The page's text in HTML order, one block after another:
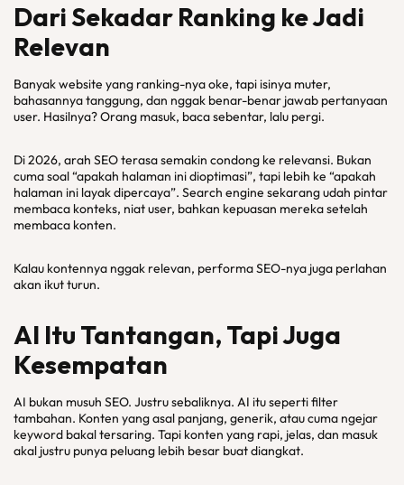
Dari Sekadar Ranking ke Jadi
Relevan
Banyak website yang ranking-nya oke, tapi isinya muter,
bahasannya tanggung, dan nggak benar-benar jawab pertanyaan
user. Hasilnya? Orang masuk, baca sebentar, lalu pergi.
Di 2026, arah SEO terasa semakin condong ke relevansi. Bukan
cuma soal “apakah halaman ini dioptimasi”, tapi lebih ke “apakah
halaman ini layak dipercaya”. Search engine sekarang udah pintar
membaca konteks, niat user, bahkan kepuasan mereka setelah
membaca konten.
Kalau kontennya nggak relevan, performa SEO-nya juga perlahan
akan ikut turun.
AI Itu Tantangan, Tapi Juga
Kesempatan
AI bukan musuh SEO. Justru sebaliknya. AI itu seperti filter
tambahan. Konten yang asal panjang, generik, atau cuma ngejar
keyword bakal tersaring. Tapi konten yang rapi, jelas, dan masuk
akal justru punya peluang lebih besar buat diangkat.